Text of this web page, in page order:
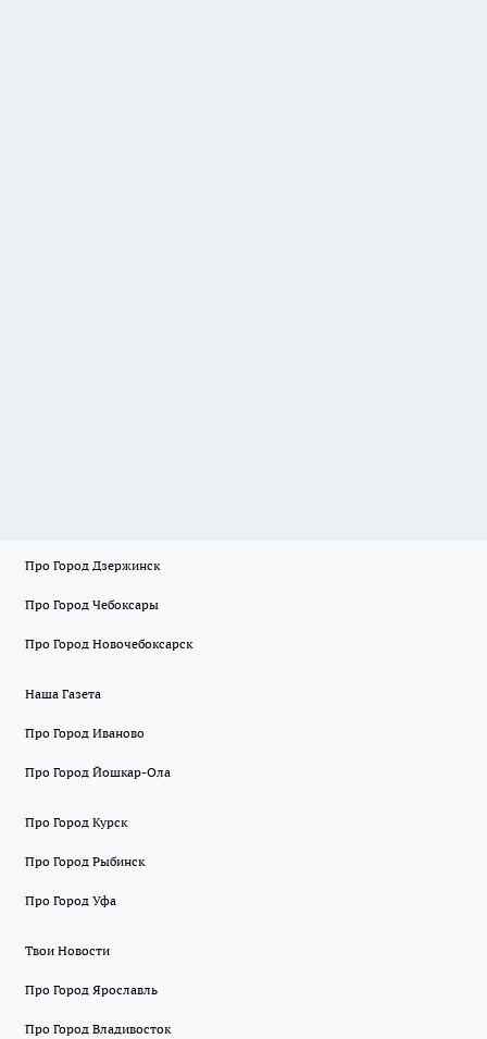
Про Город Дзержинск
Про Город Чебоксары
Про Город Новочебоксарск
Наша Газета
Про Город Иваново
Про Город Йошкар-Ола
Про Город Курск
Про Город Рыбинск
Про Город Уфа
Твои Новости
Про Город Ярославль
Про Город Владивосток